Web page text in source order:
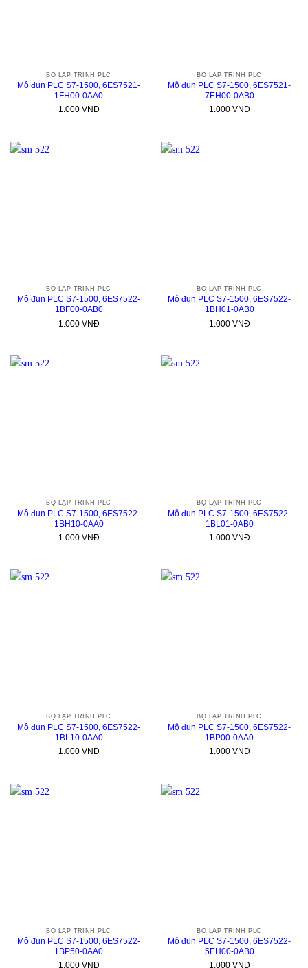
BỘ LẬP TRÌNH PLC
Mô đun PLC S7-1500, 6ES7521-
1FH00-0AA0
1.000VNĐ
BỘ LẬP TRÌNH PLC
Mô đun PLC S7-1500, 6ES7521-
7EH00-0AB0
1.000VNĐ
BỘ LẬP TRÌNH PLC
Mô đun PLC S7-1500, 6ES7522-
1BF00-0AB0
1.000VNĐ
BỘ LẬP TRÌNH PLC
Mô đun PLC S7-1500, 6ES7522-
1BH01-0AB0
1.000VNĐ
BỘ LẬP TRÌNH PLC
Mô đun PLC S7-1500, 6ES7522-
1BH10-0AA0
1.000VNĐ
BỘ LẬP TRÌNH PLC
Mô đun PLC S7-1500, 6ES7522-
1BL01-0AB0
1.000VNĐ
BỘ LẬP TRÌNH PLC
Mô đun PLC S7-1500, 6ES7522-
1BL10-0AA0
1.000VNĐ
BỘ LẬP TRÌNH PLC
Mô đun PLC S7-1500, 6ES7522-
1BP00-0AA0
1.000VNĐ
BỘ LẬP TRÌNH PLC
Mô đun PLC S7-1500, 6ES7522-
1BP50-0AA0
1.000VNĐ
BỘ LẬP TRÌNH PLC
Mô đun PLC S7-1500, 6ES7522-
5EH00-0AB0
1.000VNĐ